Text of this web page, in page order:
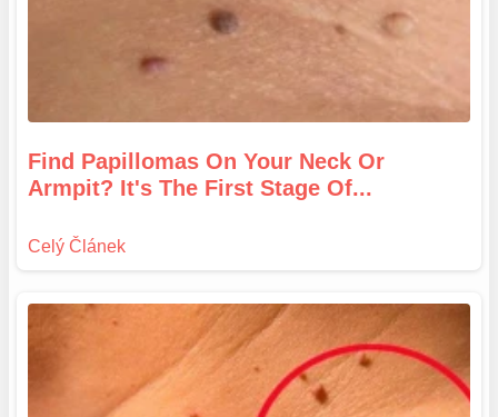
Find Papillomas On Your Neck Or
Armpit? It's The First Stage Of...